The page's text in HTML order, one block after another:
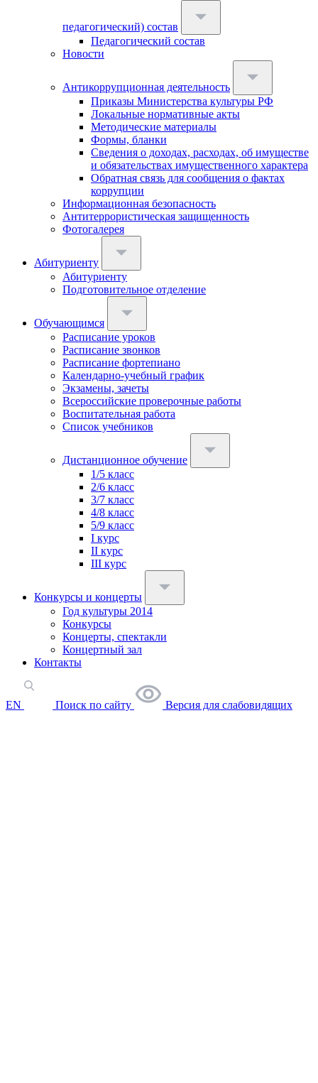
педагогический) состав
Педагогический состав
Новости
Антикоррупционная деятельность
Приказы Министерства культуры РФ
Локальные нормативные акты
Методические материалы
Формы, бланки
Сведения о доходах, расходах, об имуществе
и обязательствах имущественного характера
Обратная связь для сообщения о фактах
коррупции
Информационная безопасность
Антитеррористическая защищенность
Фотогалерея
Абитуриенту
Абитуриенту
Подготовительное отделение
Обучающимся
Расписание уроков
Расписание звонков
Расписание фортепиано
Календарно-учебный график
Экзамены, зачеты
Всероссийские проверочные работы
Воспитательная работа
Список учебников
Дистанционное обучение
1/5 класс
2/6 класс
3/7 класс
4/8 класс
5/9 класс
I курс
II курс
III курс
Конкурсы и концерты
Год культуры 2014
Конкурсы
Концерты, спектакли
Концертный зал
Контакты
EN Поиск по сайту Версия для слабовидящих